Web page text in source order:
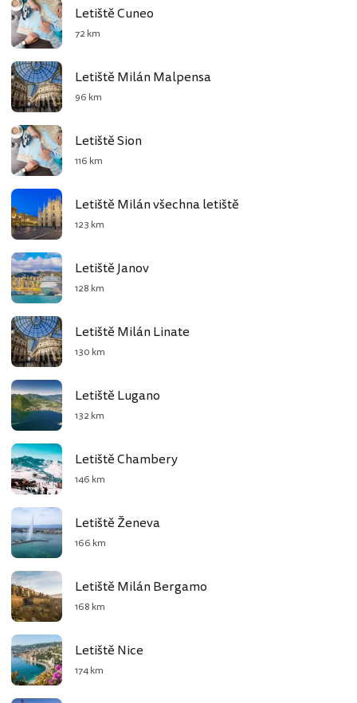
Letiště Cuneo
72 km
Letiště Milán Malpensa
96 km
Letiště Sion
116 km
Letiště Milán všechna letiště
123 km
Letiště Janov
128 km
Letiště Milán Linate
130 km
Letiště Lugano
132 km
Letiště Chambery
146 km
Letiště Ženeva
166 km
Letiště Milán Bergamo
168 km
Letiště Nice
174 km